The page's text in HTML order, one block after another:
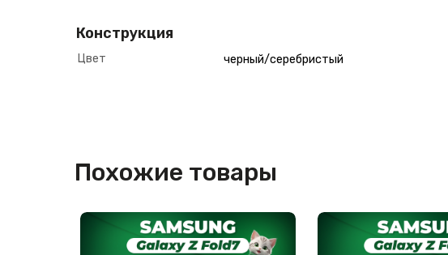
Конструкция
Цвет черный/серебристый
Похожие товары